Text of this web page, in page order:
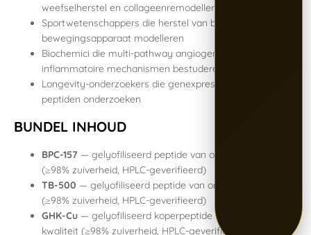
weefselherstel en collageen­remodellering onderzoeken
Sportwetenschappers die herstel van bindweefsel en
bewegingsapparaat modelleren
Biochemici die multi-pathway angiogenese en anti-
inflammatoire mechanismen bestuderen
Longevity-onderzoekers die genexpressie­modulatie via
peptiden onderzoeken
BUNDEL INHOUD
BPC-157 — gelyofiliseerd peptide van onderzoeks­kwaliteit
(≥98% zuiverheid, HPLC-geverifieerd)
TB-500 — gelyofiliseerd peptide van onderzoeks­kwaliteit
(≥98% zuiverheid, HPLC-geverifieerd)
GHK-Cu — gelyofiliseerd koper­peptide van onderzoeks­
kwaliteit (≥98% zuiverheid, HPLC-geverifieerd)